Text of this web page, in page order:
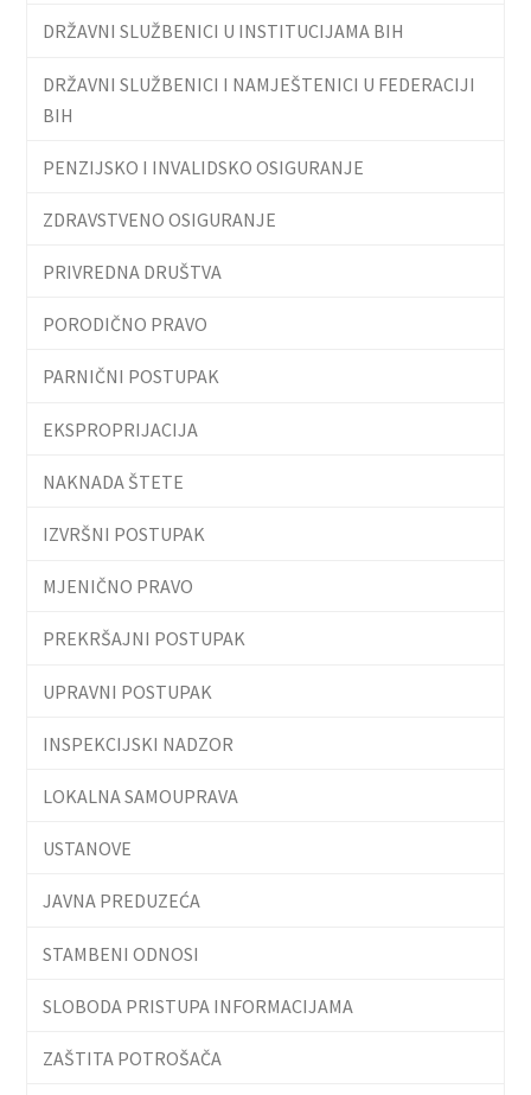
DRŽAVNI SLUŽBENICI U INSTITUCIJAMA BIH
DRŽAVNI SLUŽBENICI I NAMJEŠTENICI U FEDERACIJI
BIH
PENZIJSKO I INVALIDSKO OSIGURANJE
ZDRAVSTVENO OSIGURANJE
PRIVREDNA DRUŠTVA
PORODIČNO PRAVO
PARNIČNI POSTUPAK
EKSPROPRIJACIJA
NAKNADA ŠTETE
IZVRŠNI POSTUPAK
MJENIČNO PRAVO
PREKRŠAJNI POSTUPAK
UPRAVNI POSTUPAK
INSPEKCIJSKI NADZOR
LOKALNA SAMOUPRAVA
USTANOVE
JAVNA PREDUZEĆA
STAMBENI ODNOSI
SLOBODA PRISTUPA INFORMACIJAMA
ZAŠTITA POTROŠAČA